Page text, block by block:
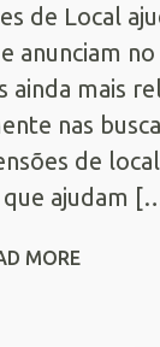
de Local
anunciam
ainda mais
nas
de
ajudam
MORE